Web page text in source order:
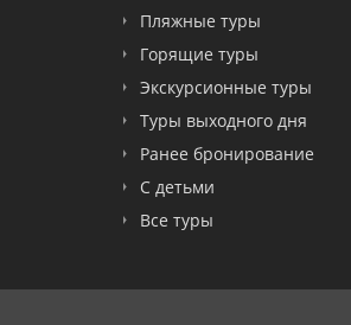
Пляжные туры
Горящие туры
Экскурсионные туры
Туры выходного дня
Ранее бронирование
С детьми
Все туры